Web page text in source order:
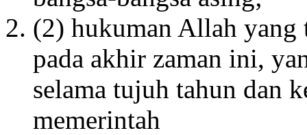
(2) hukuman Allah yang
pada akhir zaman ini,
selama tujuh tahun dan
memerintah